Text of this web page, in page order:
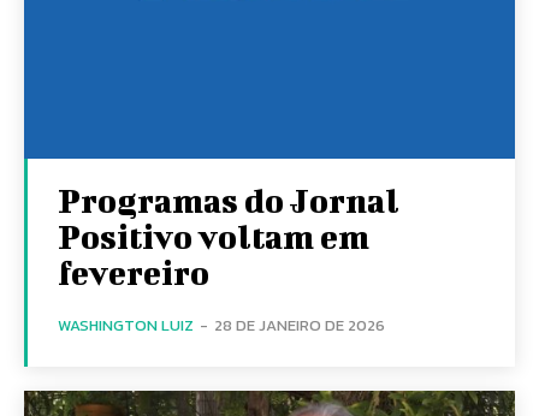
Programas do Jornal
Positivo voltam em
fevereiro
WASHINGTON LUIZ - 28 DE JANEIRO DE 2026